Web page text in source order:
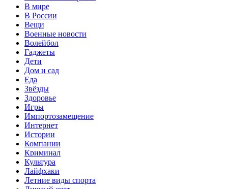
В мире
В России
Вещи
Военные новости
Волейбол
Гаджеты
Дети
Дом и сад
Еда
Звёзды
Здоровье
Игры
Импортозамещение
Интернет
Истории
Компании
Криминал
Культура
Лайфхаки
Летние виды спорта